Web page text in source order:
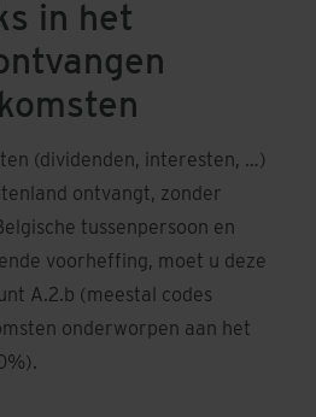
in het
(dividenden, interesten, …)
ontvangt, zonder
tussenpersoon en
voorheffing, moet u deze
A.2.b (meestal codes
onderworpen aan het